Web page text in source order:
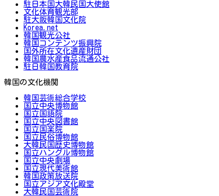
駐日本国大韓民国大使館
文化体育観光部
駐大阪韓国文化院
Korea.net
韓国観光公社
韓国コンテンツ振興院
国外所在文化遺産財団
韓国農水産食品流通公社
駐日韓国教育院
韓国の文化機関
韓国芸術総合学校
国立中央博物館
国立国語院
国立中央図書館
国立国楽院
国立民俗博物館
大韓民国歴史博物館
国立ハングル博物館
国立中央劇場
国立現代美術館
韓国政策放送院
国立アジア文化殿堂
大韓民国芸術院